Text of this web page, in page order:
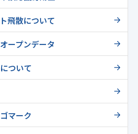
飛散について
ープンデータ
ついて
マーク